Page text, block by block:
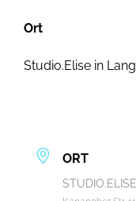
Ort
Studio.Elise in
ORT
STUDIO.ELISE